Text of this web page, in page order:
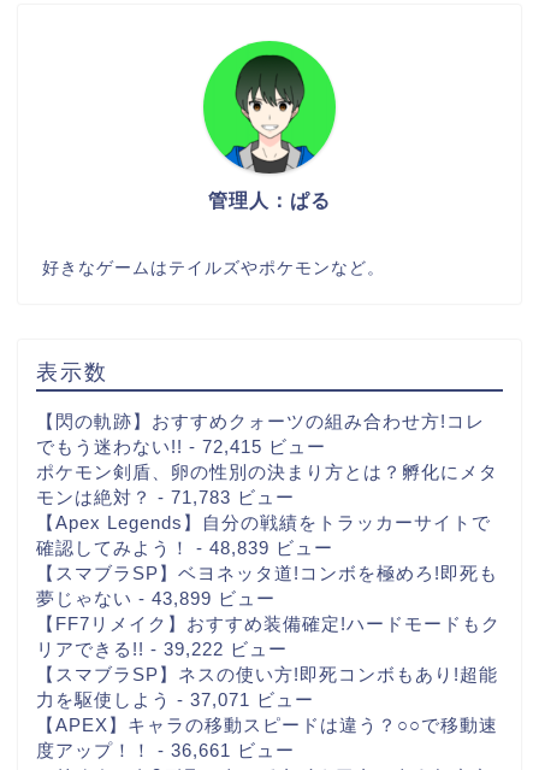
管理人：ぱる
好きなゲームはテイルズやポケモンなど。
表示数
【閃の軌跡】おすすめクォーツの組み合わせ方!コレ
でもう迷わない!! - 72,415 ビュー
ポケモン剣盾、卵の性別の決まり方とは？孵化にメタ
モンは絶対？ - 71,783 ビュー
【Apex Legends】自分の戦績をトラッカーサイトで
確認してみよう！
- 48,839 ビュー
【スマブラSP】ベヨネッタ道!コンボを極めろ!即死も
夢じゃない - 43,899 ビュー
【FF7リメイク】おすすめ装備確定!ハードモードもク
リアできる!! - 39,222 ビュー
【スマブラSP】ネスの使い方!即死コンボもあり!超能
力を駆使しよう - 37,071 ビュー
【APEX】キャラの移動スピードは違う？○○で移動速
度アップ！！
- 36,661 ビュー